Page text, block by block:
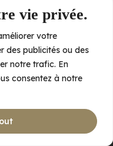
vie privée.
votre
des publicités ou des
notre trafic. En
consentez à notre